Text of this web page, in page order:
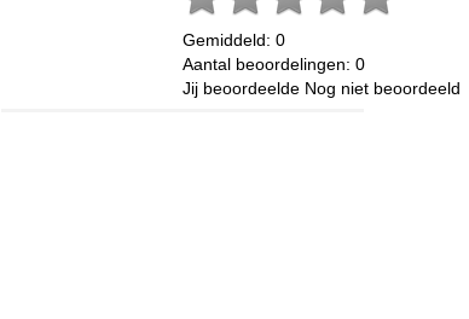
Gemiddeld:0
Aantal beoordelingen:0
Jij beoordeelde Nog niet beoordeeld